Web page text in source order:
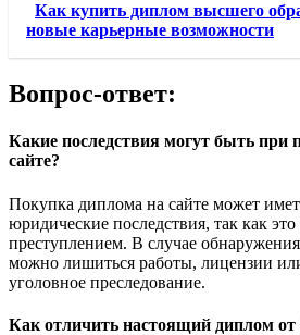
Как купить диплом высшего
новые карьерные возможности
Вопрос-ответ:
Какие последствия могут быть при
сайте?
Покупка диплома на сайте может
юридические последствия, так как это
преступлением. В случае
можно лишиться работы, лицензии
уголовное преследование.
Как отличить настоящий диплом